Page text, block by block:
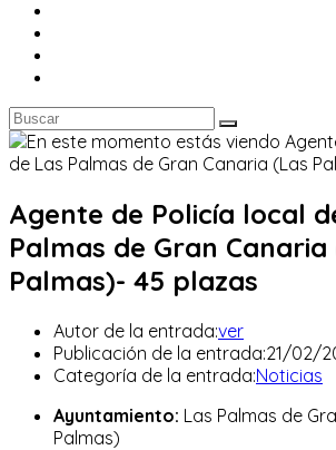
Agente de Policía local
Palmas de Gran Canaria
Palmas)- 45 plazas
Autor de la entrada:ver
Publicación de la entrada:21/02/
Categoría de la entrada:Noticias
Ayuntamiento: Las Palmas de
Palmas)